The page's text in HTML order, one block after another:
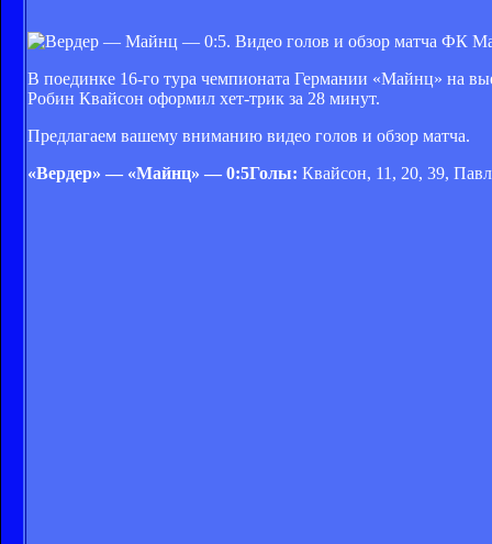
ФК
В поединке 16-го тура чемпионата Германии «Майнц» на
Робин Квайсон оформил хет-трик за 28 минут.
Предлагаем вашему вниманию видео голов и обзор матча.
«Вердер» — «Майнц» — 0:5Голы: Квайсон, 11, 20, 39,